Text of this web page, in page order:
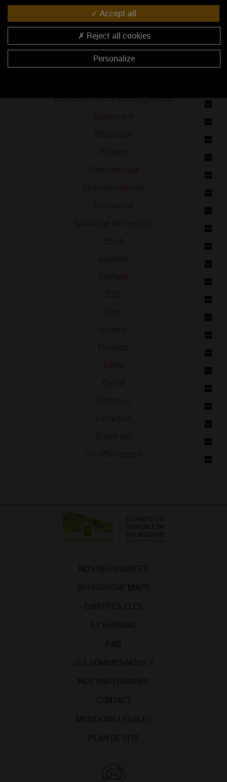
Lexique des vins de Bourgogne
Ebourgeonnage
Ecole des vins de Bourgogne EVB
Edulcorant
Effeuillage
Effluent
Embouteillage
Empyreumatique
Epamprage
Epandage des engrais
Epicé
Equilibre
Eraflage
ESC
Ester
Ethanol
Etiquette
Etoffé
Eventé
Extra-brut
Extraction
Extrait sec
Vin effervescent
Accept all
Reject all cookies
Personalize